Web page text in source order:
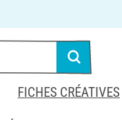
FICHES CRÉATIVES